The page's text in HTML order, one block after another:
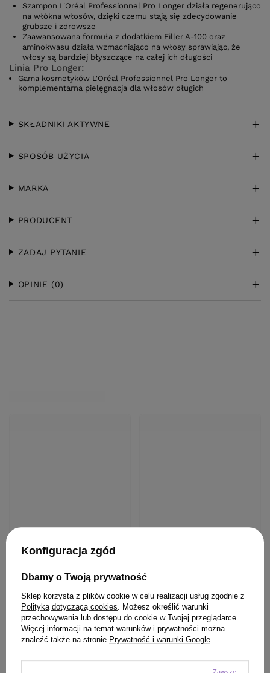
Szampon L'Oréal Professionnel Pro Longer działa regenerująco
na włókna włosów, dzięki czemu stają się zdecydowanie
grubsze i zdrowsze
Zaawansowana formuła z dodatkiem Filler A-100 oraz
aminokwasu działa wzmacniająco na włosy sprawiając, że
włosy są bardziej błyszczące na całej ich długości
Linia Pro Longer:
Gama kosmetyków L'Oréal Professionnel Pro Longer to
komplementarna pielęgnacja dla włosów długich
SKŁADNIKI AKTYWNE
SPOSÓB UŻYCIA
MARKA
PRODUCENT
ZADAJ PYTANIE
OPINIE (0)
BESTSELLER
Szampon Hair Expert 12 w
1 regeneracja z keratyną
OFERTA BESTSELLER
Szczotka Olivia Garden
FingerBrush Care Mini
Konfiguracja zgód
Dbamy o Twoją prywatność
Sklep korzysta z plików cookie w celu realizacji usług zgodnie z
Polityką dotyczącą cookies. Możesz określić warunki
przechowywania lub dostępu do cookie w Twojej przeglądarce.
Więcej informacji na temat warunków i prywatności można
znaleźć także na stronie Prywatność i warunki Google.